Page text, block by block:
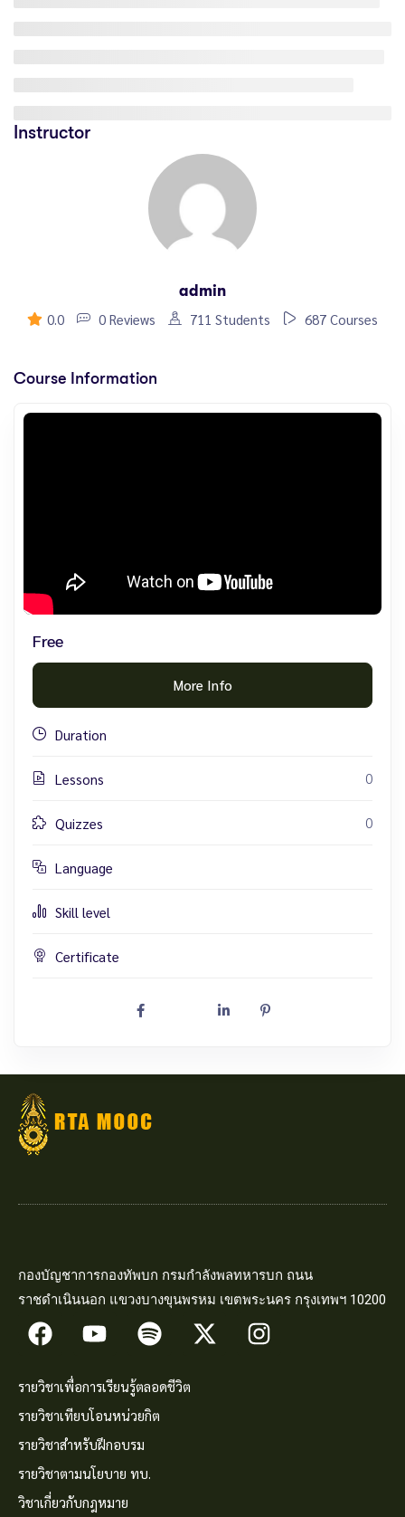
Instructor
admin
0.0
0 Reviews 711 Students 687 Courses
Course Information
Free
More Info
Duration
Lessons 0
Quizzes 0
Language
Skill level
Certificate
กองบัญชาการกองทัพบก กรมกำลังพลทหารบก ถนน
ราชดำเนินนอก แขวงบางขุนพรหม เขตพระนคร กรุงเทพฯ 10200
รายวิชาเพื่อการเรียนรู้ตลอดชีวิต
รายวิชาเทียบโอนหน่วยกิต
รายวิชาสำหรับฝึกอบรม
รายวิชาตามนโยบาย ทบ.
วิชาเกี่ยวกับกฎหมาย